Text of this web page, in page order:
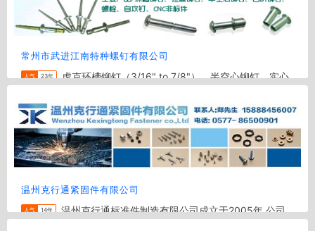
常州市武进江南特种螺钉有限公司
人气 23年
虎克环槽铆钉（3/16" to 7/8"）、半空心铆钉、实心
标、美标、德标等各类紧固件标准。
地区:常州 电话:0519-86489200
温州克行通紧固件有限公司
人气 14年
温州克行通标准件制造有限公司成立于2005年,公司